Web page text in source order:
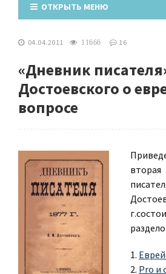
ОТКРЫТЬ МЕНЮ
04.04.2011 11666 16
«Дневник
Достоевского о
вопросе
1.
2. Pro и